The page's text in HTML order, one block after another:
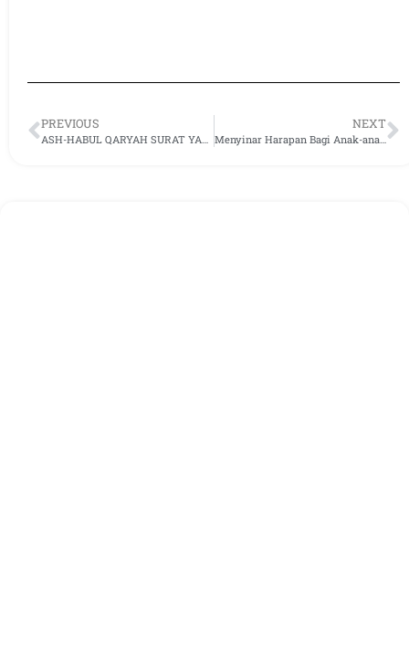
PREVIOUS
ASH-HABUL QARYAH SURAT YASIN
NEXT
Menyinar Harapan Bagi Anak-anak Disabilitas di Bogor dengan 432 Kg Beras